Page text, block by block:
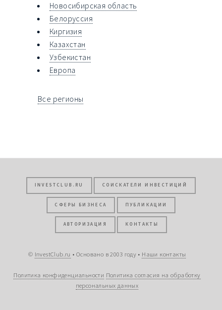
Новосибирская область
Белоруссия
Киргизия
Казахстан
Узбекистан
Европа
Все регионы
INVESTCLUB.RU СОИСКАТЕЛИ ИНВЕСТИЦИЙ
СФЕРЫ БИЗНЕСА ПУБЛИКАЦИИ
АВТОРИЗАЦИЯ КОНТАКТЫ
© InvestClub.ru • Основано в 2003 году • Наши контакты
Политика конфиденциальности Политика согласия на обработку
персональных данных